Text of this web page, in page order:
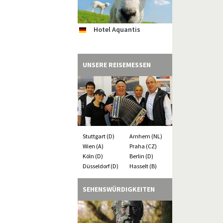
de Hotel Aquantis
de Hotel Inselfriede
de Gästehaus Uthörn
de
"An´t Diek un Water"
de Hotel am Schlosspark
nl
NAUPAR - Nautische
UNSERE REISEMESSEN
Stuttgart (D)
Arnhem (NL)
Wien (A)
Praha (CZ)
Köln (D)
Berlin (D)
Düsseldorf (D)
Hasselt (B)
SEHENSWÜRDIGKEITEN